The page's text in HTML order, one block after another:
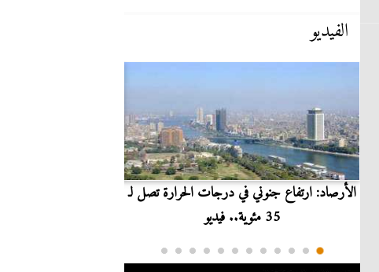
الفيديو
الأرصاد: ارتفاع جنوني في درجات الحرارة تصل لـ
35 مئوية.. فيديو